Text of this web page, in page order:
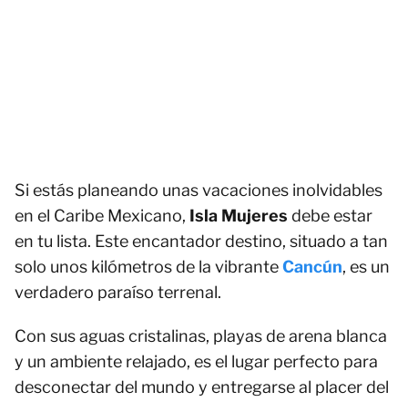
Si estás planeando unas vacaciones inolvidables
en el Caribe Mexicano, Isla Mujeres debe estar
en tu lista. Este encantador destino, situado a tan
solo unos kilómetros de la vibranteCancún, es un
verdadero paraíso terrenal.
Con sus aguas cristalinas, playas de arena blanca
y un ambiente relajado, es el lugar perfecto para
desconectar del mundo y entregarse al placer del